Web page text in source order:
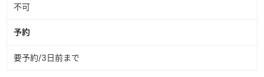
不可
予約
要予約/3日前まで